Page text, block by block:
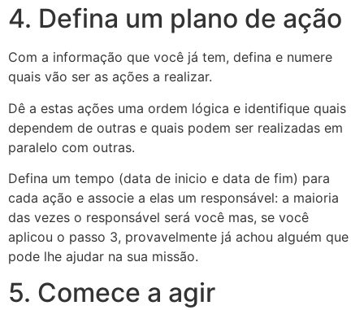
4. Defina um plano de ação
Com a informação que você já tem, defina e numere
quais vão ser as ações a realizar.
Dê a estas ações uma ordem lógica e identifique quais
dependem de outras e quais podem ser realizadas em
paralelo com outras.
Defina um tempo (data de inicio e data de fim) para
cada ação e associe a elas um responsável: a maioria
das vezes o responsável será você mas, se você
aplicou o passo 3, provavelmente já achou alguém que
pode lhe ajudar na sua missão.
5. Comece a agir